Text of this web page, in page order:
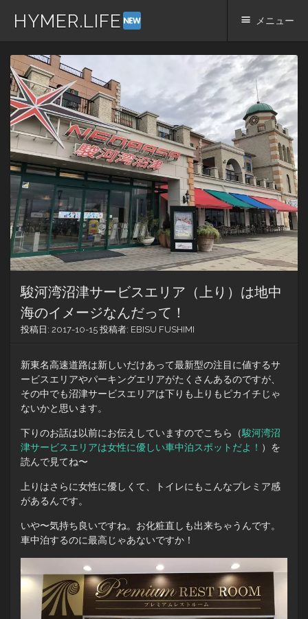
HYMER.LIFE メニュー
コ
ン
テ
ン
ツ
へ
ス
キ
ッ
駿河湾沼津サービスエリア（上り）は地中
海のイメージなんだって！
投稿日: 2017-10-15 投稿者: EBISU FUSHIMI
新東名高速道路は新しいだけあって最新型の注目に値するサ
ービスエリアやパーキングエリアがたくさんあるのですが、
その中でも沼津サービスエリアは下りも上りもピカイチじゃ
ないかと思います。
下りのお話は以前にお伝えしていますのでこちら（駿河湾沼
津サービスエリアは女性に優しい車中泊スポットだよ！ ）を
読んで見てね〜
上りはさらに女性に優しくて、トイレにもこんなプレミア感
があるんです。
いや〜気持ち良いですね。お化粧直しも出来ちゃうんです。
車中泊するのに最高じゃあないですか！